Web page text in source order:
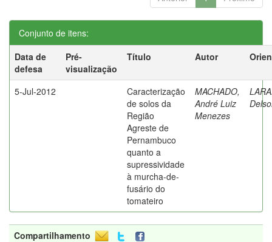
Conjunto de itens:
Data de
defesa
Pré-
visualização
Título Autor
5-Jul-2012
Caracterização
de solos da
Região
Agreste de
Pernambuco
quanto a
supressividade
à murcha-de-
fusário do
tomateiro
MACHADO,
André Luiz
Menezes
Compartilhamento